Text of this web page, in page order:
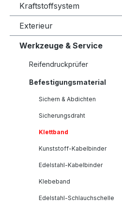
Kraftstoffsystem
Exterieur
Werkzeuge & Service
Reifendruckprüfer
Befestigungsmaterial
Sichern & Abdichten
Sicherungsdraht
Klettband
Kunststoff-Kabelbinder
Edelstahl-Kabelbinder
Klebeband
Edelstahl-Schlauchschelle